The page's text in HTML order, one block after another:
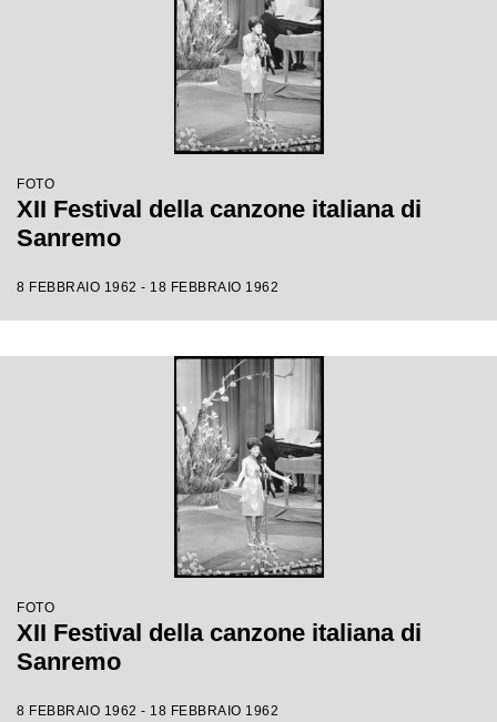
FOTO
XII Festival della canzone italiana di
Sanremo
8 FEBBRAIO 1962 - 18 FEBBRAIO 1962
FOTO
XII Festival della canzone italiana di
Sanremo
8 FEBBRAIO 1962 - 18 FEBBRAIO 1962